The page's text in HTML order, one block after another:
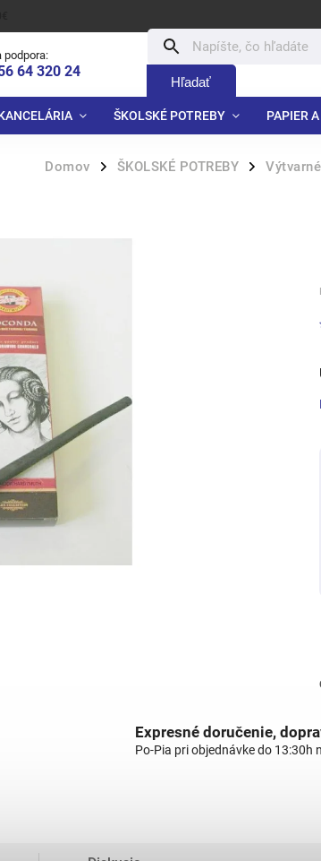
podpora:
64 320 24
Hľadať
ŠKOLSKÉ POTREBY PAPIER
Domov / ŠKOLSKÉ POTREBY /
Expresné doručenie,
Po-Pia pri objednávke do 13:30h